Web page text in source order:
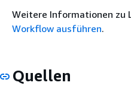
Weitere Informationen zu
Workflow ausführen.
Quellen